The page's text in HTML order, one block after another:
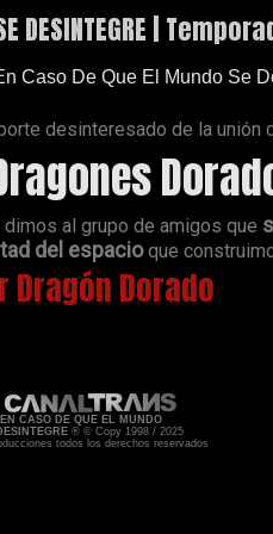
DESINTEGRE |
Caso De Que El Mundo Se
desinteresado de la unión
al grupo de amigos que
del espacioque
Dragón Dorado
EN CASO DE QUE EL MUNDO
® © Copy 1998 / 2025
todos los derechos reservados